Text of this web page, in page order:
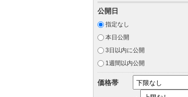
公開日
指定なし
本日公開
3日以内に公開
1週間以内公開
価格帯